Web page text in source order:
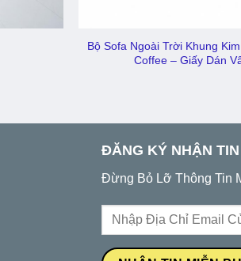
Bộ Sofa Ngoài Trời Khung
Coffee – Giấy Dán
ĐĂNG KÝ NHẬN TIN
Đừng Bỏ Lỡ Thông Tin